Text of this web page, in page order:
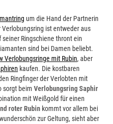
um die Hand der Partnerin
ist entweder aus
Ringschiene thront ein
sind bei Damen beliebt.
Verlobungsringe mit Rubin, aber
kaufen. Die kostbaren
Ringfinger der Verlobten mit
sorgt beim Verlobungsring Saphir
mit Weißgold für einen
roter Rubin kommt vor allem bei
zur Geltung, sieht aber